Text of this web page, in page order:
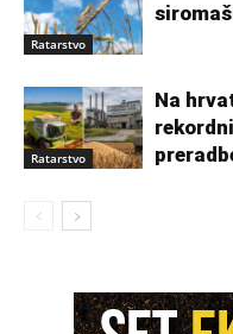
Ratarstvo
Ratarstvo
Na